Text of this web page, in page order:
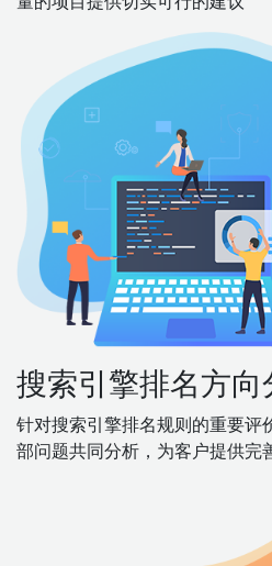
搜索引擎排名方向
针对搜索引擎排名规则的重要评
部问题共同分析，为客户提供完